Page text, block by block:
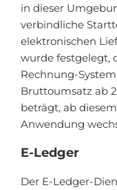
in dieser
verbindliche
elektronischen
wurde festgelegt,
Rechnung-
Bruttoumsatz ab
beträgt, ab
Anwendung
E-Ledger
Der E-Ledger-